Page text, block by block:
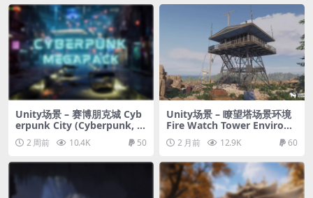
Unity场景 – 赛博朋克城 Cyb
erpunk City (Cyberpunk, C
yberpunk City, Sci-Fi City)
2 周前 10.4K 50
Unity场景 – 瞭望塔场景环境
Fire Watch Tower Environ
ment ( Nature , Mountains
, Landscape )
2 月前 12.9K 60